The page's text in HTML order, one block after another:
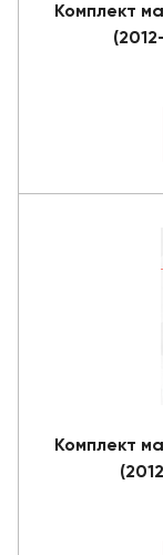
Комплект
Комплект